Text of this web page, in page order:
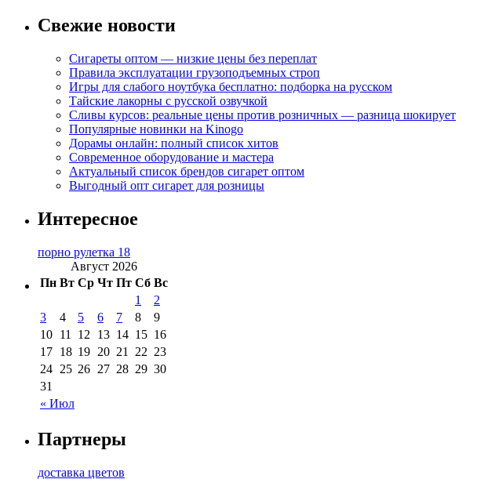
Свежие новости
Сигареты оптом — низкие цены без переплат
Правила эксплуатации грузоподъемных строп
Игры для слабого ноутбука бесплатно: подборка на русском
Тайские лакорны с русской озвучкой
Сливы курсов: реальные цены против розничных — разница шокирует
Популярные новинки на Kinogo
Дорамы онлайн: полный список хитов
Современное оборудование и мастера
Актуальный список брендов сигарет оптом
Выгодный опт сигарет для розницы
Интересное
порно рулетка 18
Август 2026
Пн Вт Ср Чт Пт Сб Вс
« Июл
1
2
3
4 5 6 7 8
9
10 11 12 13 14 15 16
17 18 19 20 21 22 23
24 25 26 27 28 29 30
31
Партнеры
доставка цветов